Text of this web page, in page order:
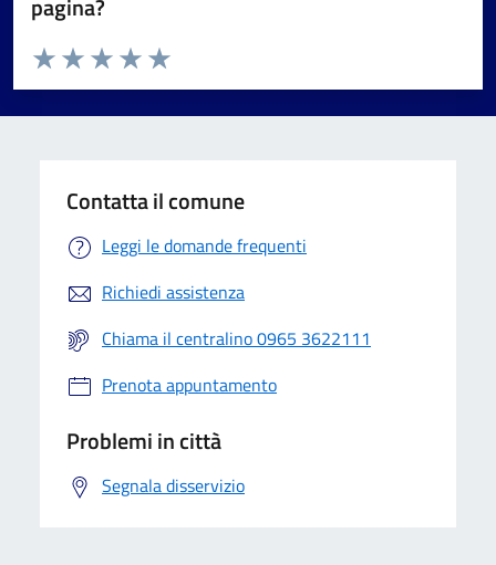
pagina?
Valuta da 1 a 5 stelle la pagina
Valuta 5 stelle su 5
Valuta 4 stelle su 5
Valuta 3 stelle su 5
Valuta 2 stelle su 5
Valuta 1 stelle su 5
Contatta il comune
Leggi le domande frequenti
Richiedi assistenza
Chiama il centralino 0965 3622111
Prenota appuntamento
Problemi in città
Segnala disservizio